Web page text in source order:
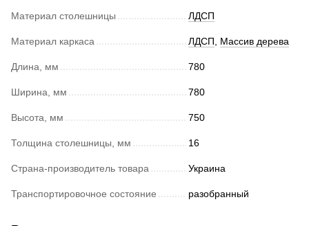
Материал столешницы ЛДСП
Материал каркаса ЛДСП, Массив дерева
Длина, мм 780
Ширина, мм 780
Высота, мм 750
Толщина столешницы, мм 16
Страна-производитель товара Украина
Транспортировочное состояние разобранный